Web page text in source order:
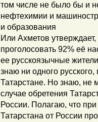
том числе не было бы и
нефтехимии и
и образования
Или Ахметов утверждает,
проголосовать 92% её
ее русскоязычные
знаю ни одного
Татарстане. Но знаю, не
случае обретения
России. Полагаю, что
Татарстана от России